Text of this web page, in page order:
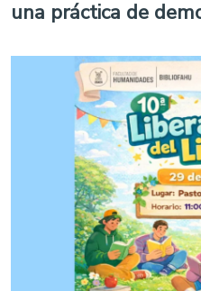
una práctica de